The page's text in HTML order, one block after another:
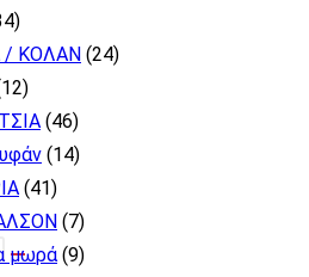
/ ΚΟΛΑΝ (24)
(46)
(14)
(41)
(7)
μωρά (9)